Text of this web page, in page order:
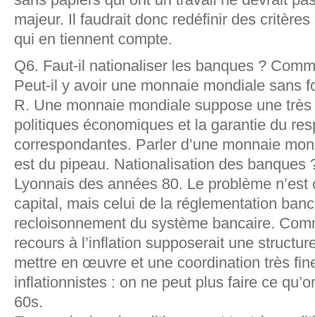
majeur. Il faudrait donc redéfinir des
qui en tiennent compte.
Q6. Faut-il nationaliser les banques ?
Peut-il y avoir une monnaie mondiale sans
R. Une monnaie mondiale suppose une
politiques économiques et la garantie du
correspondantes. Parler d’une monnaie
est du pipeau. Nationalisation des banques
Lyonnais des années 80. Le problème
capital, mais celui de la réglementation
recloisonnement du système bancaire.
recours à l’inflation supposerait une
mettre en œuvre et une coordination très
inflationnistes : on ne peut plus faire ce
60s.